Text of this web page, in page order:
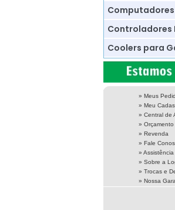
Computadores
Controladores
Coolers para
» Meus
» Meu
» Central de
» Orçamento
» Revenda
» Fale
» Assistência
» Sobre a
» Trocas e
» Nossa